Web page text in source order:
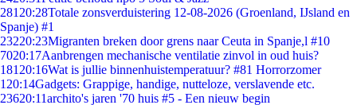
281 20:28Totale zonsverduistering 12-08-2026 (Groenland, IJsland en
Spanje) #1
23220:23Migranten breken door grens naar Ceuta in Spanje,l #10
7020:17Aanbrengen mechanische ventilatie zinvol in oud huis?
181 20:16Wat is jullie binnenhuistemperatuur? #81 Horrorzomer
1 20:14Gadgets: Grappige, handige, nutteloze, verslavende etc.
23620:11archito's jaren '70 huis #5 - Een nieuw begin